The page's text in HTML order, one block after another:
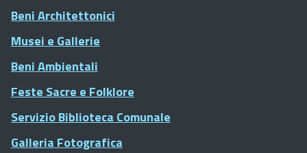
Beni Architettonici
Musei e Gallerie
Beni Ambientali
Feste Sacre e Folklore
Servizio Biblioteca Comunale
Galleria Fotografica